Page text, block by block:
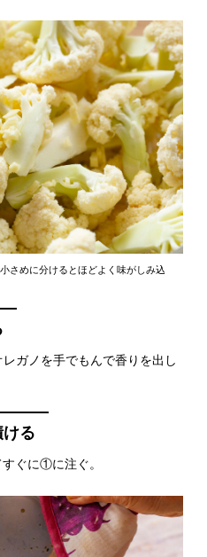
さめに分けるとほどよく味がしみ込
ガノを手でもんで香りを出し
る
ぐに①に注ぐ。